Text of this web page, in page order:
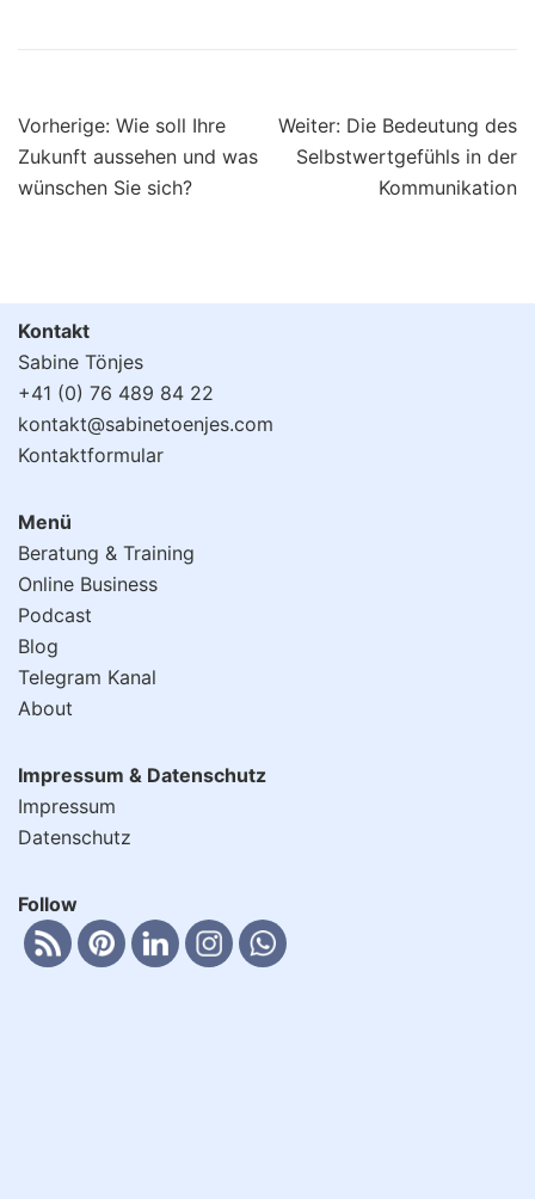
Beitragsnavigation
Vorherige: Wie soll Ihre
Zukunft aussehen und was
wünschen Sie sich?
Weiter: Die Bedeutung des
Selbstwertgefühls in der
Kommunikation
Kontakt
Sabine Tönjes
+41 (0) 76 489 84 22
kontakt@sabinetoenjes.com
Kontaktformular
Menü
Beratung & Training
Online Business
Podcast
Blog
Telegram Kanal
About
Impressum & Datenschutz
Impressum
Datenschutz
Follow